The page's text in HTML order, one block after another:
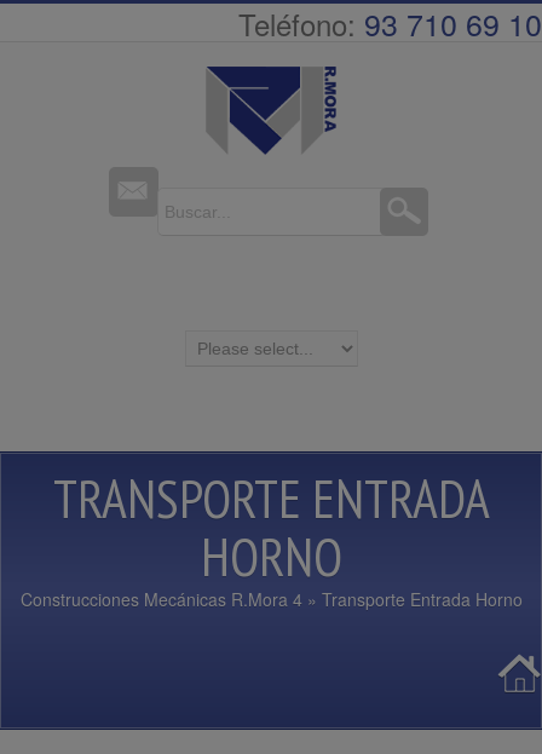
Teléfono: 93 710 69 10
TRANSPORTE ENTRADA
HORNO
Construcciones Mecánicas R.Mora 4» Transporte Entrada Horno